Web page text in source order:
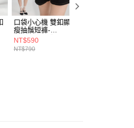
口袋小心機 雙釦顯
瘦抽鬚短褲-
【161-8366】
NT$590
NT$790